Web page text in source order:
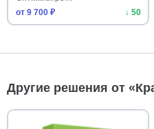
от 9 700 ₽
↓ 50
Другие решения от